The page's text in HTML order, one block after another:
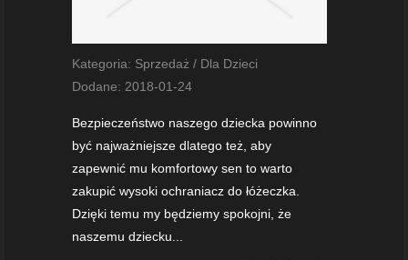
Kategoria: Sprzedaż / Dla Dzieci
Dodane: 2018-01-24
Bezpieczeństwo naszego dziecka powinno
być najważniejsze dlatego też, aby
zapewnić mu komfortowy sen to warto
zakupić wysoki ochraniacz do łóżeczka.
Dzięki temu my będziemy spokojni, że
naszemu dziecku...